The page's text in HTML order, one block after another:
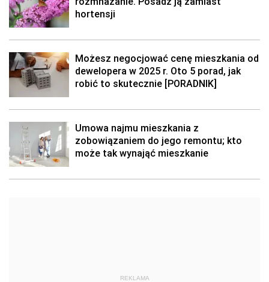
hortensji
Możesz negocjować cenę mieszkania od
dewelopera w 2025 r. Oto 5 porad, jak
robić to skutecznie [PORADNIK]
Umowa najmu mieszkania z
zobowiązaniem do jego remontu; kto
może tak wynająć mieszkanie
REKLAMA